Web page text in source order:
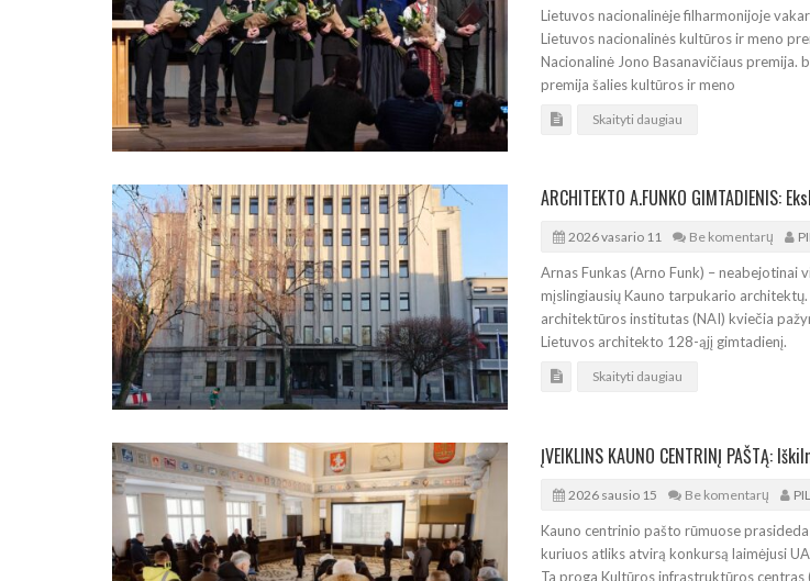
Lietuvos nacionalinėje filharmonijoje
Lietuvos nacionalinės kultūros ir meno
Nacionalinė Jono Basanavičiaus premija.
premija šalies kultūros ir meno
Skaityti daugiau
2026 vasario 11 Be komentarų
Arnas Funkas (Arno Funk) – neabejotinai
mįslingiausių Kauno tarpukario
architektūros institutas (NAI) kviečia
Lietuvos architekto 128-ąjį gimtadienį.
Skaityti daugiau
2026 sausio 15 Be komentarų
Kauno centrinio pašto rūmuose
kuriuos atliks atvirą konkursą laimėjusi
Ta proga Kultūros infrastruktūros centras